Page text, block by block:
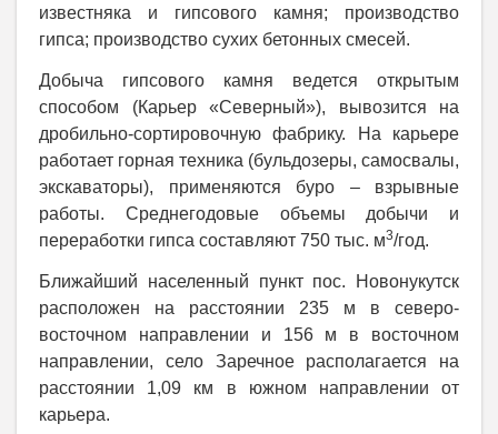
известняка и гипсового камня; производство
гипса; производство сухих бетонных смесей.
Добыча гипсового камня ведется открытым
способом (Карьер «Северный»), вывозится на
дробильно-сортировочную фабрику. На карьере
работает горная техника (бульдозеры, самосвалы,
экскаваторы), применяются буро – взрывные
работы. Среднегодовые объемы добычи и
переработки гипса составляют 750 тыс. м3/год.
Ближайший населенный пункт пос. Новонукутск
расположен на расстоянии 235 м в северо-
восточном направлении и 156 м в восточном
направлении, село Заречное располагается на
расстоянии 1,09 км в южном направлении от
карьера.